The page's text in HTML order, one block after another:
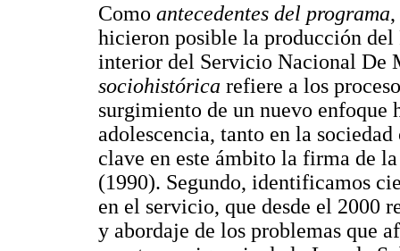
Como antecedentes del programa
hicieron posible la producción
interior del Servicio Nacional De
sociohistórica refiere a los
surgimiento de un nuevo
adolescencia, tanto en la
clave en este ámbito la firma de
(1990). Segundo, identificamos
en el servicio, que desde el 2000
y abordaje de los problemas que